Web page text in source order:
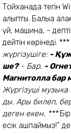
Тойханада тегін
алыпты. Балыққа
үй, машина, -
дейтін көрінеді. ***
жүргізушіге: -
ше? - Бар. -
Магнитолла бар
Жүргізуші
ды. Ары билеп,
деген екен. ***
есік ашпаймыз!”